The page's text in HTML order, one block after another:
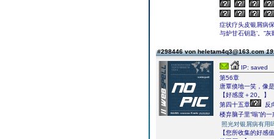
症状疗头皮银屑病
与炉甘石钥匙’。”
#298446 von heletam4q3@163.com
IP: saved
第56章
唐覃倏地一笑，像
【好感度＋20。】
第四十五章
反
楼弃脑子里“嗡”的一
照光对银屑病有用
【您所收集的好感